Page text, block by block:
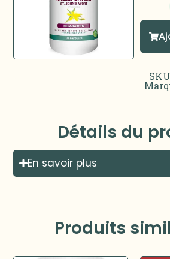
Détails du
En savoir plus
Produits